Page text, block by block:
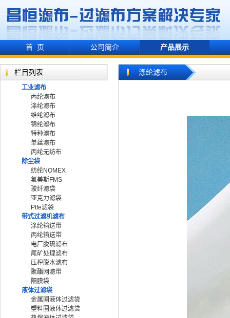
首 页 公司简介 产品展示
栏目列表
工业滤布
丙纶滤布
涤纶滤布
维纶滤布
锦纶滤布
特种滤布
单丝滤布
丙纶无纺布
除尘袋
纺纶NOMEX
氟美斯FMS
玻纤滤袋
亚克力滤袋
Ptfe滤袋
带式过滤机滤布
涤纶输送带
丙纶输送带
电厂脱硫滤布
尾矿处理滤布
压榨脱水滤布
聚酯网滤带
隔膜袋
液体过滤袋
金属圈液体过滤袋
塑料圈液体过滤袋
涤纶滤布